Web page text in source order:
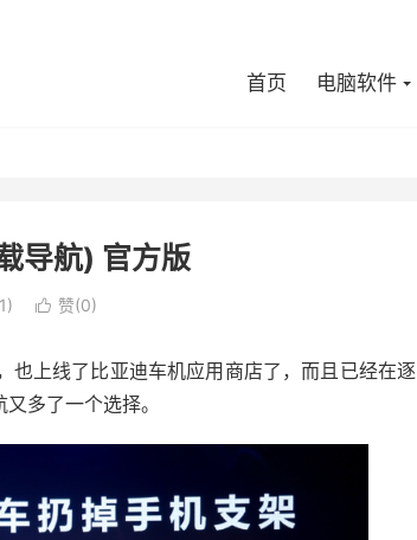
首页 电脑软件
导航) 官方版
 赞(0)
也上线了比亚迪车机应用商店了，而且已经在逐
多了一个选择。